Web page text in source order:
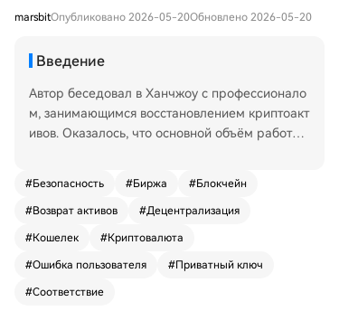
marsbitОпубликовано 2026-05-20Обновлено 2026-05-20
Введение
Автор беседовал в Ханчжоу с профессионало
м, занимающимся восстановлением криптоакт
ивов. Оказалось, что основной объём работы
равильной сети для пополнения, забытый me
mo/tag, поломка устройства с кошельком, оши
бки в резервной фразе (seed phrase) и блокир
(CEX). Основа этого бизнеса — растущая поль
зовательская база, не всегда понимающая пр
#Безопасность #Биржа #Блокчейн
#Возврат активов #Децентрализация
#Кошелек #Криптовалюта
#Ошибка пользователя #Приватный ключ
#Соответствие